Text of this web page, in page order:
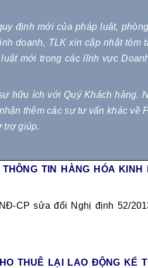
định mới của pháp luật,
doanh, TLK xin cập nhật tóm
mới trong các lĩnh vực
hữu ích với Quý Khách hàng.
thêm các sự tư vấn khác về
trợ giúp.
TIN HÀNG HÓA KINH
CP sửa đổi Nghị định 52/
THUÊ LẠI LAO ĐỘNG KỂ